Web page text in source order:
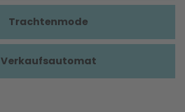
Trachtenmode
Verkaufsautomat